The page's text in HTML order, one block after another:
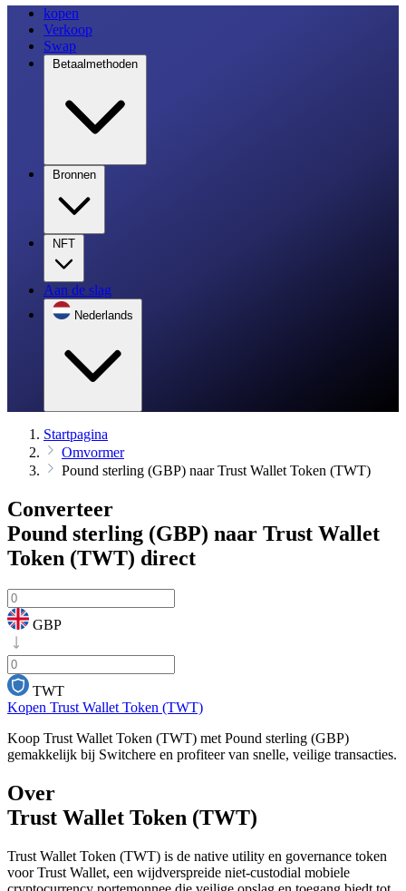
kopen
Verkoop
Swap
Betaalmethoden
Bronnen
NFT
Aan de slag
Nederlands
Startpagina
Omvormer
Pound sterling (GBP) naar Trust Wallet Token (TWT)
Converteer
Pound sterling (GBP) naar Trust Wallet
Token (TWT) direct
GBP
TWT
Kopen Trust Wallet Token (TWT)
Koop Trust Wallet Token (TWT) met Pound sterling (GBP)
gemakkelijk bij Switchere en profiteer van snelle, veilige transacties.
Over
Trust Wallet Token (TWT)
Trust Wallet Token (TWT) is de native utility en governance token
voor Trust Wallet, een wijdverspreide niet-custodial mobiele